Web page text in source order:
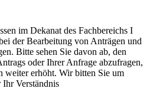
im Dekanat des Fachbereichs I
der Bearbeitung von Anträgen und
Bitte sehen Sie davon ab, den
oder Ihrer Anfrage abzufragen,
weiter erhöht. Wir bitten Sie um
Verständnis